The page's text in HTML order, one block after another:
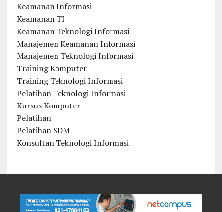
Keamanan Informasi
Keamanan TI
Keamanan Teknologi Informasi
Manajemen Keamanan Informasi
Manajemen Teknologi Informasi
Training Komputer
Training Teknologi Informasi
Pelatihan Teknologi Informasi
Kursus Komputer
Pelatihan
Pelatihan SDM
Konsultan Teknologi Informasi